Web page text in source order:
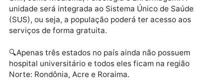
até atingir a capacidade total de 214 leitos, sendo
destinados à UTI e 11 salas cirúrgicas.
O objetivo é que o hospital escola contribua para
formação de alunos dos cursos da área de saúde da
Unir, como Medicina, Psicologia e Enfermagem. A